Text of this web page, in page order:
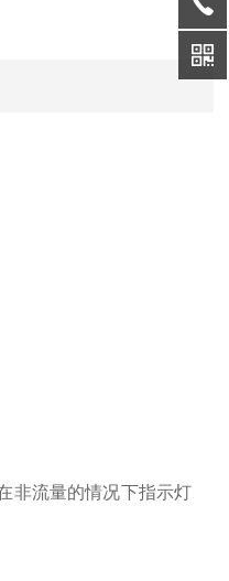
非流量的情况下指示灯